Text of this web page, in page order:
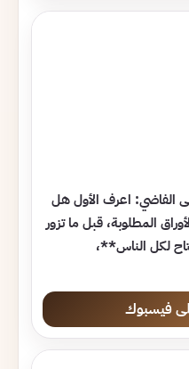
اعرف الأول هل
المطلوبة، قبل ما تزور
لكل الناس**،
فيسبوك